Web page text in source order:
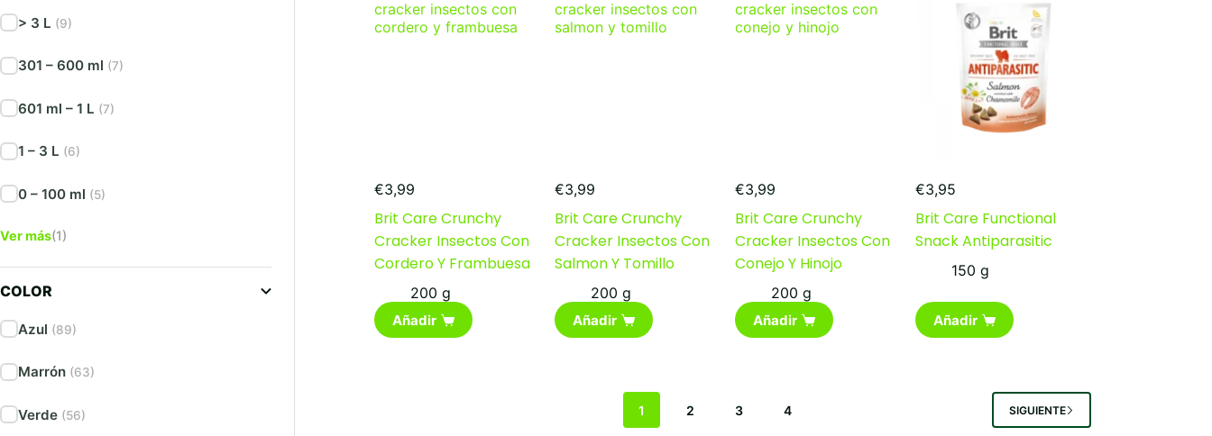
€3,99
Brit Care Crunchy
Cracker Insectos Con
Cordero Y Frambuesa
200 g
Añadir
€3,99
Brit Care Crunchy
Cracker Insectos Con
Salmon Y Tomillo
200 g
Añadir
€3,99
Brit Care Crunchy
Cracker Insectos Con
Conejo Y Hinojo
200 g
Añadir
€3,95
Brit Care Functional
Snack Antiparasitic
150 g
Añadir
1 2 3 4 SIGUIENTE
> 3 L (9)
301 – 600 ml (7)
601 ml – 1 L (7)
1 – 3 L (6)
0 – 100 ml (5)
Ver más(1)
COLOR
Azul (89)
Marrón (63)
Verde (56)